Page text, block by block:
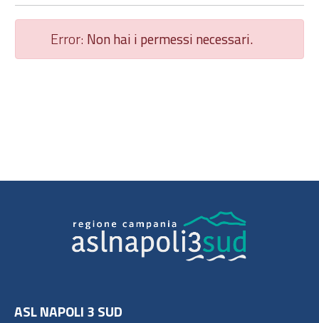
Error: Non hai i permessi necessari.
ASL NAPOLI 3 SUD